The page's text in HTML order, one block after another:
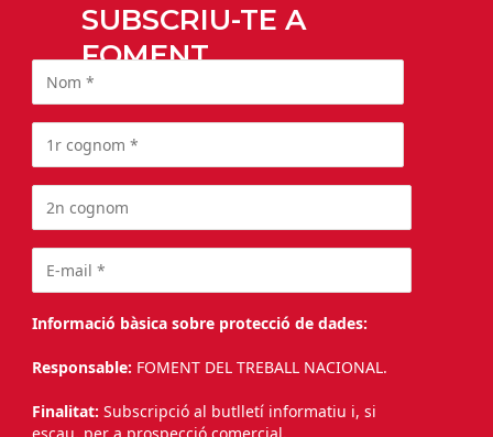
SUBSCRIU-TE A
FOMENT
Informació bàsica sobre protecció de dades:
Responsable: FOMENT DEL TREBALL NACIONAL.
Finalitat: Subscripció al butlletí informatiu i, si
escau, per a prospecció comercial.